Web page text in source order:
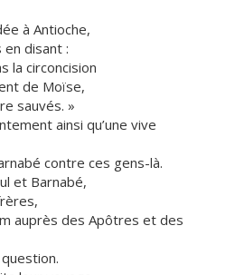
à Antioche,
disant :
la circoncision
de Moïse,
sauvés. »
ainsi qu’une vive
contre ces gens-là.
et Barnabé,
auprès des Apôtres et des